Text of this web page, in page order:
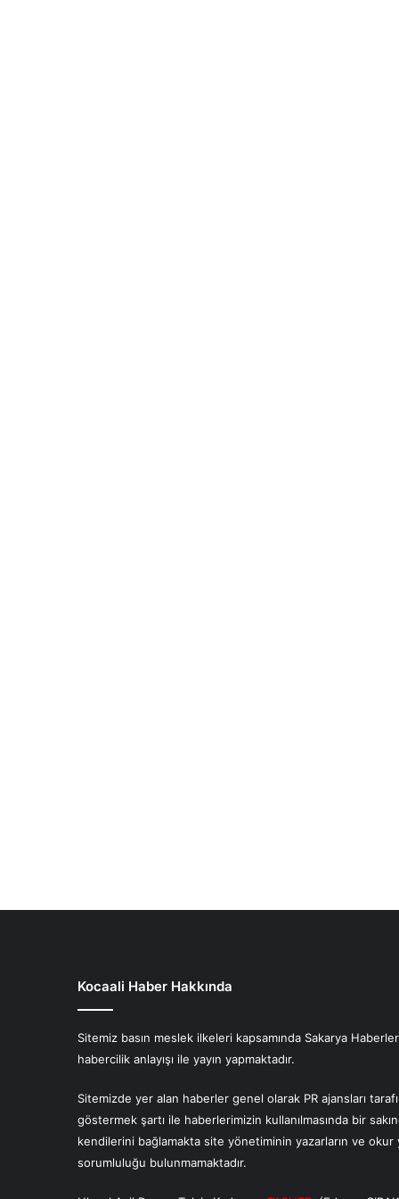
Kocaali Haber Hakkında
Sitemiz basın meslek ilkeleri kapsamında Sakarya
habercilik anlayışı ile yayın yapmaktadır.
Sitemizde yer alan haberler genel olarak PR ajansları
göstermek şartı ile haberlerimizin kullanılmasında bir
kendilerini bağlamakta site yönetiminin yazarların ve okur
sorumluluğu bulunmamaktadır.